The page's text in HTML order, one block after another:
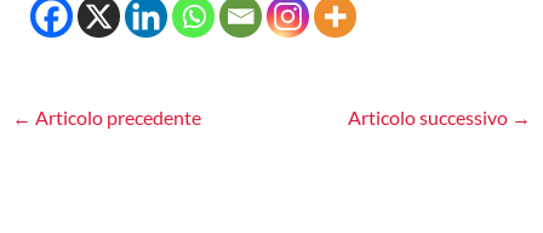
← Articolo precedente Articolo successivo →